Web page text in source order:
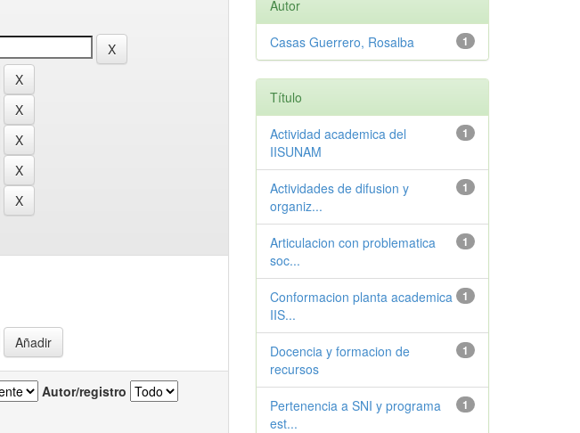
Autor/registro
Autor
1
Casas Guerrero, Rosalba
Título
1
Actividad academica del
IISUNAM
1
Actividades de difusion y
organiz...
1
Articulacion con problematica
soc...
1
Conformacion planta academica
IIS...
1
Docencia y formacion de
recursos
1
Pertenencia a SNI y programa
est...